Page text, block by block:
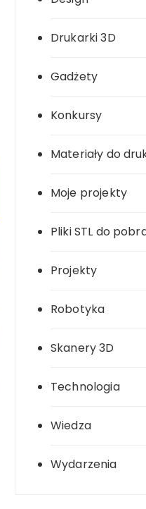
Drukarki 3D
Gadżety
Konkursy
Materiały do
Moje projekty
Pliki STL do
Projekty
Robotyka
Skanery 3D
Technologia
Wiedza
Wydarzenia